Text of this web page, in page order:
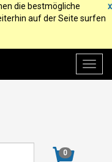
x
die bestmögliche
auf der Seite surfen
0